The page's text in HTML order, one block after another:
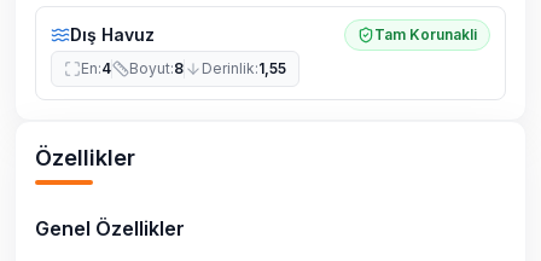
Dış Havuz
Tam Korunakli
En:4 Boyut:8 Derinlik:1,55
Özellikler
Genel Özellikler